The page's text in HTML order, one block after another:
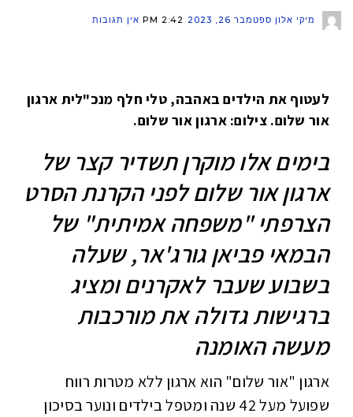
מיקי אלון ספטמבר 26, 2023 2:42 PM אין תגובות
לעטוף את הילדים באהבה, טלי חלף מנכ"לית ארגון
אור שלום. צילום: ארגון אור שלום.
בימים אלו מוקרן תשדיר קצר של
ארגון אור שלום לפני הקרנת הסרט
הצרפתי "משפחה אמיתית" של
הבמאי פביאן גורג'אר, שעלה
בשבוע שעבר לאקרנים ומציג
ברגישות גדולה את מורכבות
מעשה האומנה
ארגון "אור שלום" הוא ארגון ללא מטרות רווח
שפועל מעל 42 שנה ומטפל בילדים ונוער בסיכון